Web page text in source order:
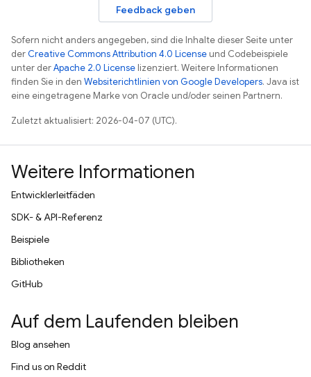
Feedback geben
Sofern nicht anders angegeben, sind die Inhalte dieser Seite unter
derCreative Commons Attribution 4.0 License und Codebeispiele
unter derApache 2.0 License lizenziert. Weitere Informationen
finden Sie in den Websiterichtlinien von Google Developers. Java ist
eine eingetragene Marke von Oracle und/oder seinen Partnern.
Zuletzt aktualisiert: 2026-04-07 (UTC).
Weitere Informationen
Entwicklerleitfäden
SDK- & API-Referenz
Beispiele
Bibliotheken
GitHub
Auf dem Laufenden bleiben
Blog ansehen
Find us on Reddit